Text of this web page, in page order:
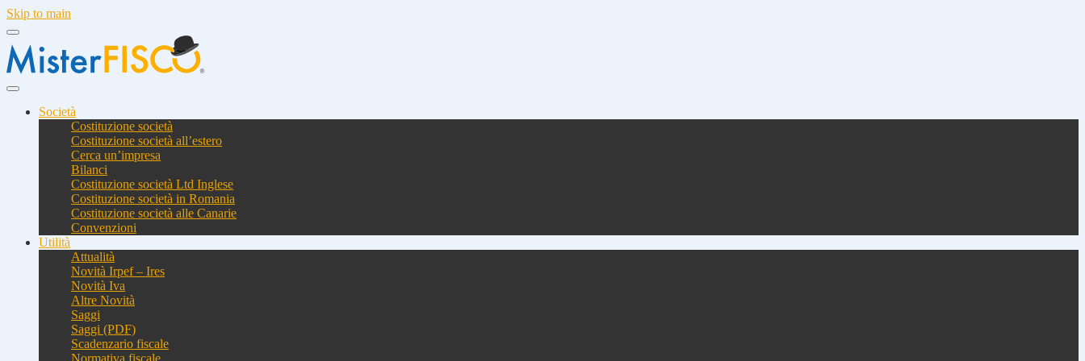
Skip to main
Società
Costituzione società
Costituzione società all’estero
Cerca un’impresa
Bilanci
Costituzione società Ltd Inglese
Costituzione società in Romania
Costituzione società alle Canarie
Convenzioni
Utilità
Attualità
Novità Irpef – Ires
Novità Iva
Altre Novità
Saggi
Saggi (PDF)
Scadenzario fiscale
Normativa fiscale